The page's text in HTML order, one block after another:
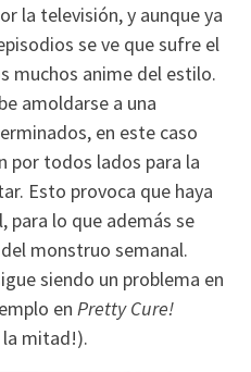
la televisión, y aunque ya
se ve que sufre el
muchos anime del estilo.
amoldarse a una
en este caso
por todos lados para la
Esto provoca que haya
para lo que además se
monstruo semanal.
siendo un problema en
enPretty Cure!
la mitad!).